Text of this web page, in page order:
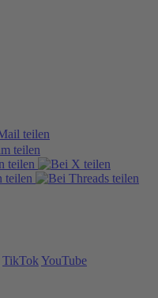
TikTok YouTube